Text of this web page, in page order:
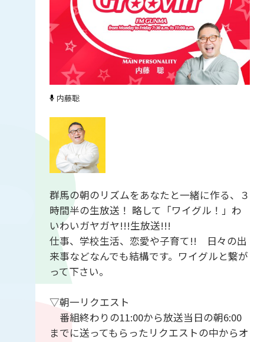
内藤聡
群馬の朝のリズムをあなたと一緒に作る、３
時間半の生放送！ 略して「ワイグル！」わ
いわいガヤガヤ!!!生放送!!!
仕事、学校生活、恋愛や子育て!! 日々の出
来事などなんでも結構です。ワイグルと繋が
って下さい。
▽朝一リクエスト
番組終わりの11:00から放送当日の朝6:00
までに送ってもらったリクエストの中からオ